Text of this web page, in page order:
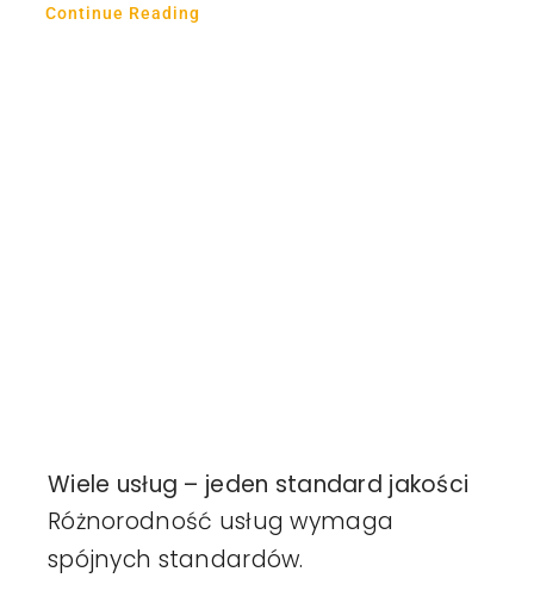
Continue Reading
Wiele usług – jeden standard jakości
Różnorodność usług wymaga
spójnych standardów.